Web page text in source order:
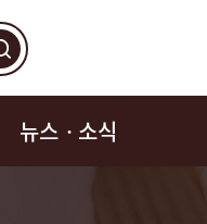
뉴스ㆍ소식